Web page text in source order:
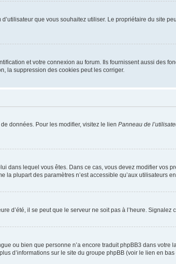
que vous souhaitez utiliser. Le propriétaire du site
et votre connexion au forum. Ils fournissent aussi des
la suppression des cookies peut les corriger.
données. Pour les modifier, visitez le lien Panneau de
dans lequel vous êtes. Dans ce cas, vous devez modifier vos
plupart des paramètres n’est accessible qu’aux utilisateurs
d’été, il se peut que le serveur ne soit pas à l’heure. Signalez
ou bien que personne n’a encore traduit phpBB3 dans
d’informations sur le site du groupe phpBB (voir le lien en bas